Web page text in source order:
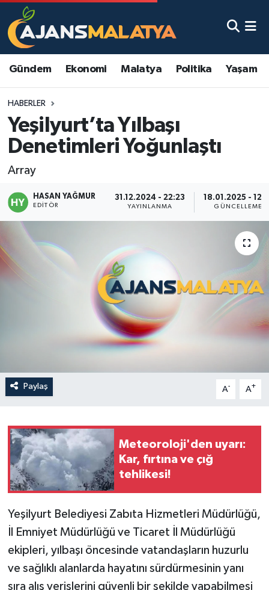
Gündem Ekonomi Malatya Politika Yaşam
HABERLER
Yeşilyurt’ta Yılbaşı
Denetimleri Yoğunlaştı
Array
HASAN YAĞMUR
EDITÖR
31.12.2024 - 22:23
YAYINLANMA
18.01.2025 -
GÜNCELLEME
Paylaş A- A+
Meteoroloji'den uyarı:
Kar, fırtına ve çığ
tehlikesi!
Yeşilyurt Belediyesi Zabıta Hizmetleri Müdürlüğü,
İl Emniyet Müdürlüğü ve Ticaret İl Müdürlüğü
ekipleri, yılbaşı öncesinde vatandaşların huzurlu
ve sağlıklı alanlarda hayatını sürdürmesinin yanı
sıra alış verişlerini güvenli bir şekilde yapabilmesi
Asayiş
Eğitim
Ekonomi
Gündem
Kadın
Magazin
Teknoloji
Malatya Nöbetçi Eczaneler
Malatya Namaz Vakitleri
Malatya Trafik Yoğunluk Haritası
TFF 3.Lig 2.Grup Puan Durumu ve Fikstür
Tüm Manşetler
Haber Arşivi